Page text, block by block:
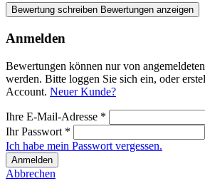
Bewertung schreiben Bewertungen anzeigen
Anmelden
Bewertungen können nur von
werden. Bitte loggen Sie sich ein, oder
Account. Neuer Kunde?
Ihre E-Mail-Adresse *
Ihr Passwort *
Ich habe mein Passwort vergessen.
Anmelden
Abbrechen